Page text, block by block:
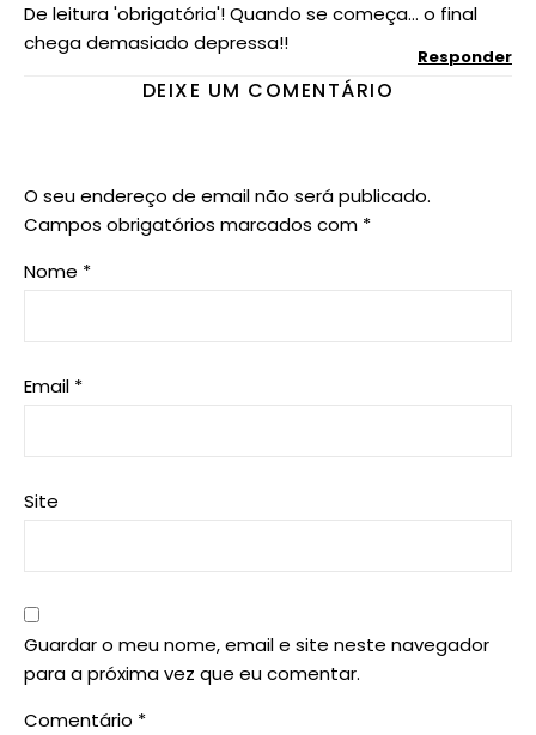
De leitura 'obrigatória'! Quando se começa… o final
chega demasiado depressa!!
Responder
DEIXE UM COMENTÁRIO
O seu endereço de email não será publicado.
Campos obrigatórios marcados com *
Nome *
Email *
Site
Guardar o meu nome, email e site neste navegador
para a próxima vez que eu comentar.
Comentário *